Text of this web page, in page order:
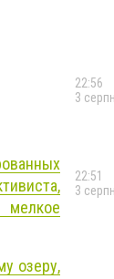
мелкое
озеру,
22:56
3
22:51
3